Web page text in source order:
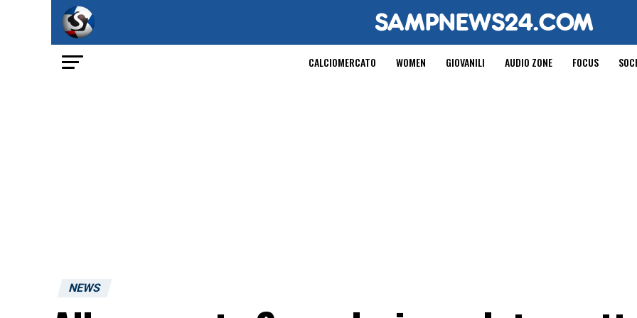
CALCIOMERCATO WOMEN GIOVANILI AUDIO ZONE FOCUS
NEWS